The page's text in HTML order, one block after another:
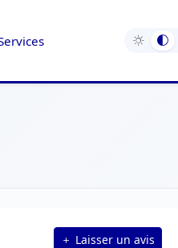
Laisser un avis